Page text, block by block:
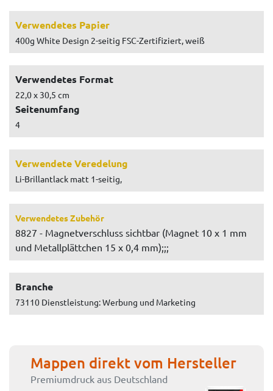
Verwendetes Papier
400g White Design 2-seitig FSC-Zertifiziert, weiß
Verwendetes Format
22,0 x 30,5 cm
Seitenumfang
4
Verwendete Veredelung
Li-Brillantlack matt 1-seitig,
Verwendetes Zubehör
8827 - Magnetverschluss sichtbar (Magnet 10 x 1 mm
und Metallplättchen 15 x 0,4 mm);;;
Branche
73110 Dienstleistung: Werbung und Marketing
Mappen direkt vom Hersteller
Premiumdruck aus Deutschland